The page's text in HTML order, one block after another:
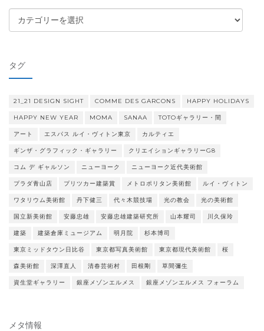
テ
ー
タグ
21_21 DESIGN SIGHT COMME DES GARCONS HAPPY HOLIDAYS
HAPPY NEW YEAR MOMA SANAA TOTOギャラリー・間
アート エスパス ルイ・ヴィトン東京 カルティエ
ギンザ・グラフィック・ギャラリー クリエイションギャラリーG8
コム デ ギャルソン ニューヨーク ニューヨーク近代美術館
プラダ青山店 プリツカー建築賞 メトロポリタン美術館 ルイ・ヴィトン
ワタリウム美術館 丹下健三 代々木競技場 光の教会 光の美術館
国立新美術館 安藤忠雄 安藤忠雄建築研究所 山本耀司 川久保玲
建築 建築倉庫ミュージアム 明月院 杉本博司
東京ミッドタウン日比谷 東京都写真美術館 東京都現代美術館 桜
森美術館 深澤直人 清春芸術村 田根剛 草間彌生
資生堂ギャラリー 銀座メゾンエルメス 銀座メゾンエルメス フォーラム
メタ情報